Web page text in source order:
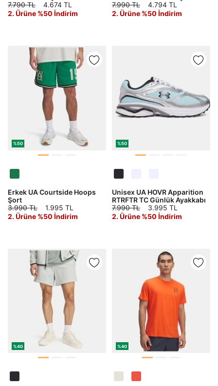
7.790 TL
4.674 TL
2. Ürüne %50 İndirim
7.990 TL
4.794 TL
2. Ürüne %50 İndirim
%50
Erkek UA Courtside Hoops
Şort
3.990 TL
1.995 TL
2. Ürüne %50 İndirim
%50
Unisex UA HOVR Apparition
RTRFTR TC Günlük Ayakkabı
7.990 TL
3.995 TL
2. Ürüne %50 İndirim
%40 %40
Giriş Yap
E-posta
Şifre
Giriş Yap
Ad*
Soyad*
Telefon Numarası*
E-posta Adresi*